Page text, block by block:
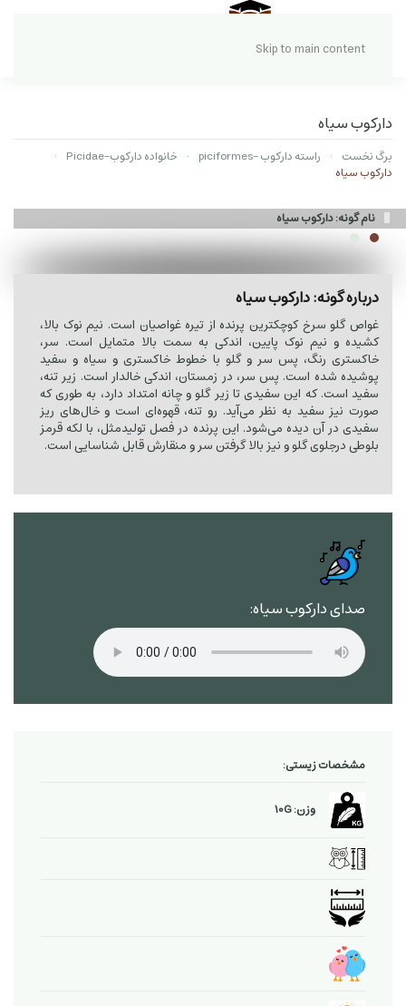
Skip to main content
دارکوب سیاه
برگ نخست راسته دارکوب -piciformes
خانواده دارکوب-Picidae
دارکوب سیاه
نام گونه: دارکوب سیاه
درباره گونه: دارکوب سیاه
غواص گلو سرخ کوچکترین پرنده از تیره غواصیان است. نیم نوک بالا،
کشیده و نیم نوک پایین، اندکی به سمت بالا متمایل است. سر،
خاکستری رنگ، پس سر و گلو با خطوط خاکستری و سیاه و سفید
پوشیده شده است. پس سر، در زمستان، اندکی خالدار است. زیر تنه،
سفید است. که این سفیدی تا زیر گلو و چانه امتداد دارد، به طوری که
صورت نیز سفید به نظر می‌آید. رو تنه، قهوه‌ای است و خال‌های ریز
سفیدی در آن دیده می‌شود. این پرنده در فصل تولیدمثل، با لکه قرمز
بلوطی درجلوی گلو و نیز بالا گرفتن سر و منقارش قابل شناسایی است.
صدای دارکوب سیاه:
مشخصات زیستی:
وزن: 10G